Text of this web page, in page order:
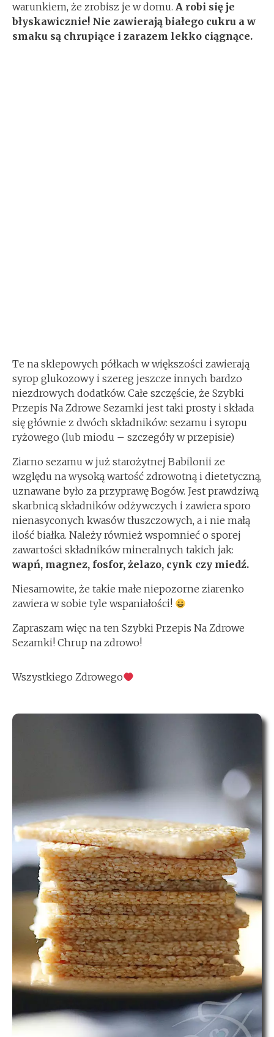
warunkiem, że zrobisz je w domu. A robi się je
błyskawicznie! Nie zawierają białego cukru a w
smaku są chrupiące i zarazem lekko ciągnące.
Te na sklepowych półkach w większości zawierają
syrop glukozowy i szereg jeszcze innych bardzo
niezdrowych dodatków. Całe szczęście, że Szybki
Przepis Na Zdrowe Sezamki jest taki prosty i składa
się głównie z dwóch składników: sezamu i syropu
ryżowego (lub miodu – szczegóły w przepisie)
Ziarno sezamu w już starożytnej Babilonii ze
względu na wysoką wartość zdrowotną i dietetyczną,
uznawane było za przyprawę Bogów. Jest prawdziwą
skarbnicą składników odżywczych i zawiera sporo
nienasyconych kwasów tłuszczowych, a i nie małą
ilość białka. Należy również wspomnieć o sporej
zawartości składników mineralnych takich jak:
wapń, magnez, fosfor, żelazo, cynk czy miedź.
Niesamowite, że takie małe niepozorne ziarenko
zawiera w sobie tyle wspaniałości!
Zapraszam więc na ten Szybki Przepis Na Zdrowe
Sezamki! Chrup na zdrowo!
Wszystkiego Zdrowego